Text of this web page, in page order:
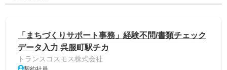
「まちづくりサポート事務」経験不問/書類チェック
データ入力 呉服町駅チカ
トランスコスモス株式会社